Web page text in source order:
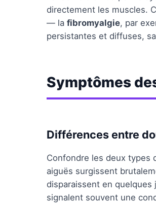
directement les muscles.
— la fibromyalgie, par
persistantes et diffuses,
Symptômes
Différences entre
Confondre les deux types
aiguës surgissent
disparaissent en quelques
signalent souvent une